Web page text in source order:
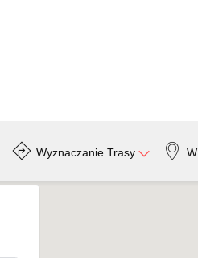
Wyznaczanie Trasy